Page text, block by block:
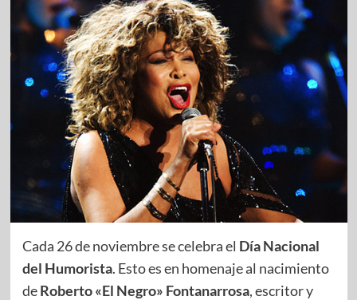
Cada 26 de noviembre se celebra el Día Nacional
del Humorista. Esto es en homenaje al nacimiento
deRoberto «El Negro» Fontanarrosa, escritor y